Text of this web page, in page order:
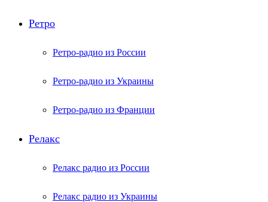
Ретро
Ретро-радио из России
Ретро-радио из Украины
Ретро-радио из Франции
Релакс
Релакс радио из России
Релакс радио из Украины